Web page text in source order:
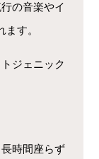
の音楽やイ
す。
ジェニック
時間座らず